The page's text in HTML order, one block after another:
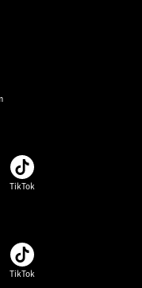
TikTok
TikTok